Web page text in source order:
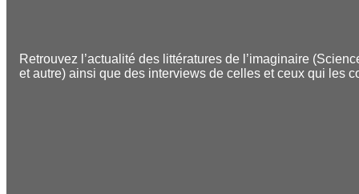
Retrouvez l’actualité des littératures de l’imaginaire
et autre) ainsi que des interviews de celles et ceux qui les